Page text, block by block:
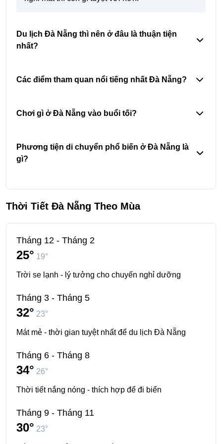
Du lịch Đà Nẵng thì nên ở đâu là thuận tiện
nhất?
Các điểm tham quan nổi tiếng nhất Đà Nẵng?
Chơi gì ở Đà Nẵng vào buổi tối?
Phương tiện di chuyển phổ biến ở Đà Nẵng là
gì?
Thời Tiết Đà Nẵng Theo Mùa
Tháng 12 - Tháng 2
25° 19°
Trời se lạnh - lý tưởng cho chuyến nghỉ dưỡng
Tháng 3 - Tháng 5
32° 23°
Mát mẻ - thời gian tuyệt nhất để du lịch Đà Nẵng
Tháng 6 - Tháng 8
34° 26°
Thời tiết nắng nóng - thích hợp để đi biển
Tháng 9 - Tháng 11
30° 23°